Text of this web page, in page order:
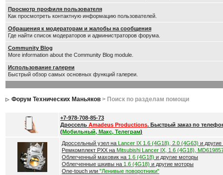
Просмотр профиля пользователя
Как просмотреть контактную информацию пользователей.
Обращения к модераторам и жалобы на сообщения
Где найти список модераторов и администраторов форума.
Community Blog
More information about the Community Blog module.
Использование галереи
Быстрый обзор самых основных функций галереи.
Форум Технических Маньяков> Поиск по разделам помощи
+7-978-708-85-73
Дроссель Amadeus Productions. Быстрый заказ по
(Мобильный, Макс, Телеграм)
Дроссельный узел на Lancer IX 1.6 (4G18), 2.0 (4G63) и
Ремкомплект РХХ на Mitsubishi Lancer IX, 1.6 (4G18),
Облегченный маховик на 1.6 (4G18) и другие моторы
Облегченные шкивы на 1.6 (4G18) и другие моторы
One-touch или "Ленивые поворотники"